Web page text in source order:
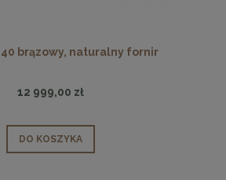
brązowy, naturalny fornir
12 999,00 zł
DO KOSZYKA